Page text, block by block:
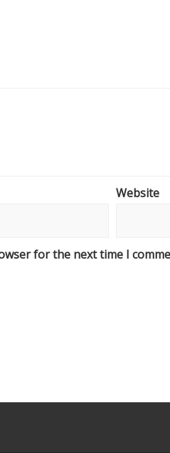
Website
for the next time I